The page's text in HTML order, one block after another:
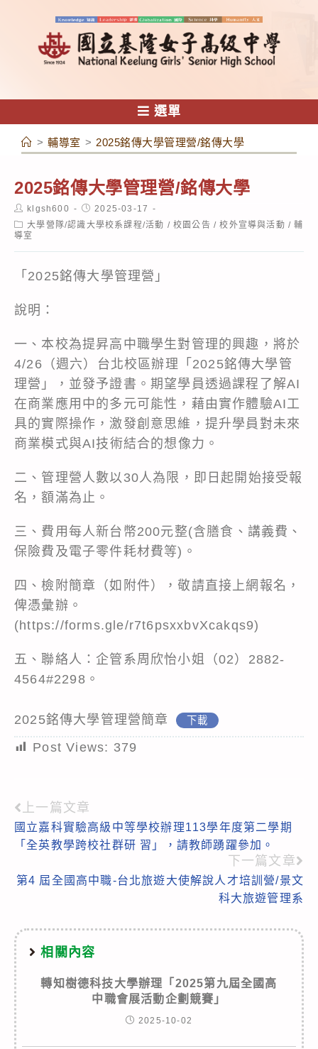
容
選單
> 輔導室 > 2025銘傳大學管理營/銘傳大學
2025銘傳大學管理營/銘傳大學
Post
author:
klgsh600
Post
published:
2025-03-17
Post
category:
大學營隊/認識大學校系課程/活動 / 校園公告 / 校外宣導與活動 / 輔
導室
「2025銘傳大學管理營」
說明：
一、本校為提昇高中職學生對管理的興趣，將於
4/26（週六）台北校區辦理「2025銘傳大學管
理營」，並發予證書。期望學員透過課程了解AI
在商業應用中的多元可能性，藉由實作體驗AI工
具的實際操作，激發創意思維，提升學員對未來
商業模式與AI技術結合的想像力。
二、管理營人數以30人為限，即日起開始接受報
名，額滿為止。
三、費用每人新台幣200元整(含膳食、講義費、
保險費及電子零件耗材費等)。
四、檢附簡章（如附件），敬請直接上網報名，
俾憑彙辦。
(https://forms.gle/r7t6psxxbvXcakqs9)
五、聯絡人：企管系周欣怡小姐（02）2882-
4564#2298。
2025銘傳大學管理營簡章 下載
Post Views: 379
Read
more
上一篇文章
國立嘉科實驗高級中等學校辦理113學年度第二學期
「全英教學跨校社群研 習」，請教師踴躍參加。
下一篇文章
第4 屆全國高中職-台北旅遊大使解說人才培訓營/景文
科大旅遊管理系
相關內容
轉知樹德科技大學辦理「2025第九屆全國高
中職會展活動企劃競賽」
2025-10-02